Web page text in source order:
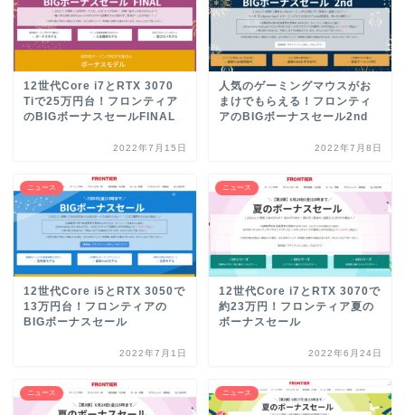
12世代Core i7とRTX 3070
Tiで25万円台！フロンティア
のBIGボーナスセールFINAL
2022年7月15日
人気のゲーミングマウスがお
まけでもらえる！フロンティ
アのBIGボーナスセール2nd
2022年7月8日
ニュース
12世代Core i5とRTX 3050で
13万円台！フロンティアの
BIGボーナスセール
2022年7月1日
ニュース
12世代Core i7とRTX 3070で
約23万円！フロンティア夏の
ボーナスセール
2022年6月24日
ニュース ニュース